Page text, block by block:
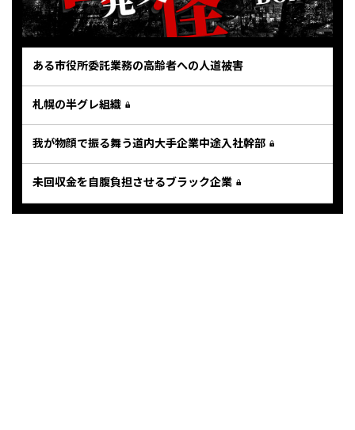
ある市役所委託業務の高齢者への人道被害
札幌の半グレ組織
我が物顔で振る舞う道内大手企業中途入社幹部
未回収金を自腹負担させるブラック企業